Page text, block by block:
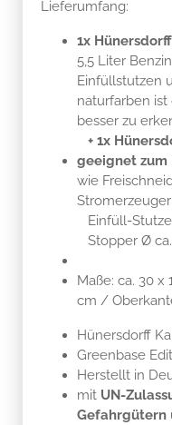
Lieferumfang:
1x
5,5 Liter
Einfüllstutzen
naturfarben
besser zu
+ 1x
geeignet zum
wie
Stromerzeuger
Einfüll-
Stopper Ø
Maße: ca. 30
cm /
Hünersdorff
Greenbase
Herstellt in
mit UN-
Gefahrgütern